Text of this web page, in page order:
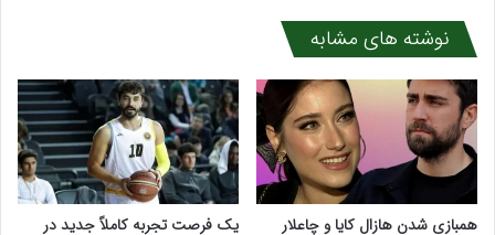
رسید
نوشته های مشابه
همبازی شدن هازال کایا و چاعلار
یک فرصت تجربه کاملاً جدید در